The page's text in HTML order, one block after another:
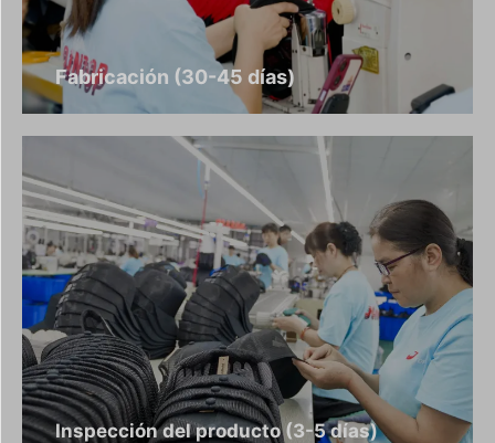
Fabricación (30-45 días)
Inspección del producto (3-5 días)